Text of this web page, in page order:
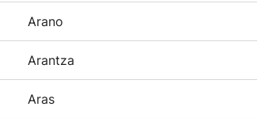
Arano
Arantza
Aras